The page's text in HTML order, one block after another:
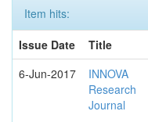
Item hits:
Issue Date
Title
6-Jun-2017
INNOVA
Research
Journal